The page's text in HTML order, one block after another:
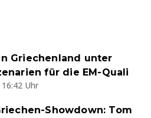
Griechenland unter
für die EM-Quali
16:42 Uhr
Showdown: Tom